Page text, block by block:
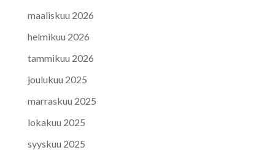
maaliskuu 2026
helmikuu 2026
tammikuu 2026
joulukuu 2025
marraskuu 2025
lokakuu 2025
syyskuu 2025